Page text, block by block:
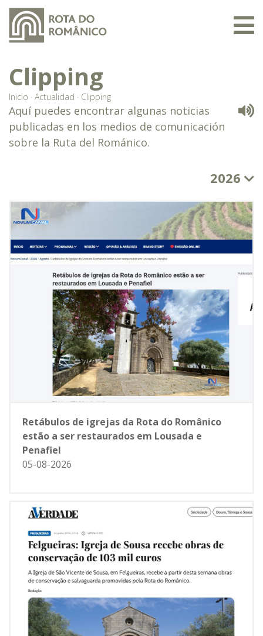
Clipping
Inicio · Actualidad · Clipping
Aquí puedes encontrar algunas noticias
publicadas en los medios de comunicación
sobre la Ruta del Románico.
2026
Retábulos de igrejas da Rota do Românico
estão a ser restaurados em Lousada e
Penafiel
05-08-2026